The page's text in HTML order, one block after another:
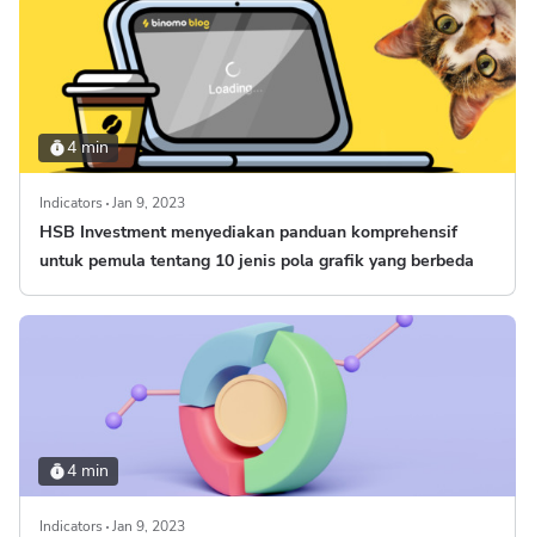
4 min
Indicators Jan 9, 2023
HSB Investment menyediakan panduan komprehensif
untuk pemula tentang 10 jenis pola grafik yang berbeda
4 min
Indicators Jan 9, 2023